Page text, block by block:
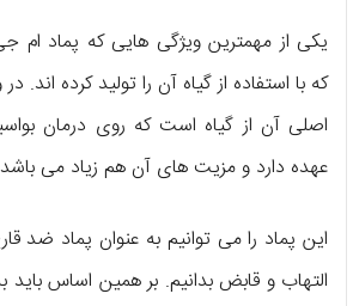
یکی از مهمترین ویژگی هایی که پماد ام
که با استفاده از گیاه آن را تولید کرده اند. در
اصلی آن از گیاه است که روی درمان
عهده دارد و مزیت های آن هم زیاد می
این پماد را می توانیم به عنوان پماد ضد
التهاب و قابض بدانیم. بر همین اساس باید